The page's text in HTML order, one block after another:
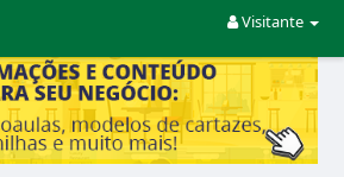
Visitante